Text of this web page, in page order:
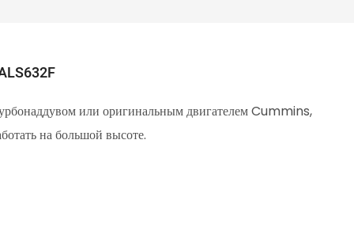
или оригинальным двигателем Cummins,
на большой высоте.